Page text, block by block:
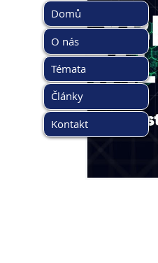
Domů
O nás
Témata
Články
Kontakt